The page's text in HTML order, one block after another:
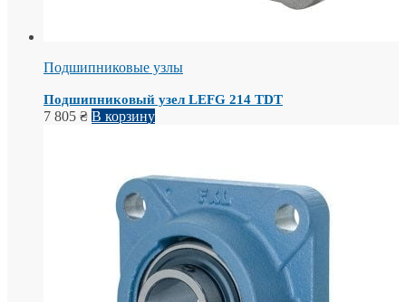
Подшипниковые узлы
Подшипниковый узел LEFG 214 TDT
7 805 ₴ В корзину